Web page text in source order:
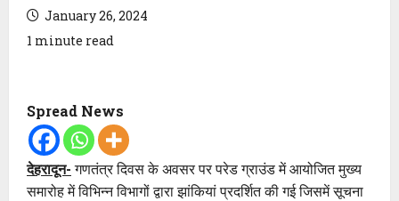
January 26, 2024
1 minute read
Spread News
देहरादून-गणतंत्र दिवस के अवसर पर परेड ग्राउंड में आयोजित मुख्य
समारोह में विभिन्न विभागों द्वारा झांकियां प्रदर्शित की गई जिसमें सूचना